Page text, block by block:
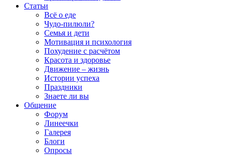
Статьи
Всё о еде
Чудо-пилюли?
Семья и дети
Мотивация и психология
Похудение с расчётом
Красота и здоровье
Движение – жизнь
Истории успеха
Праздники
Знаете ли вы
Общение
Форум
Линеечки
Галерея
Блоги
Опросы